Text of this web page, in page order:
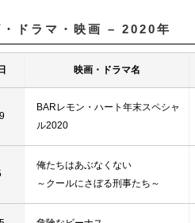
・ドラマ・映画 – 2020年
映画・ドラマ名
BARレモン・ハート年末スペシャ
ル2020
俺たちはあぶなくない
～クールにさぼる刑事たち～